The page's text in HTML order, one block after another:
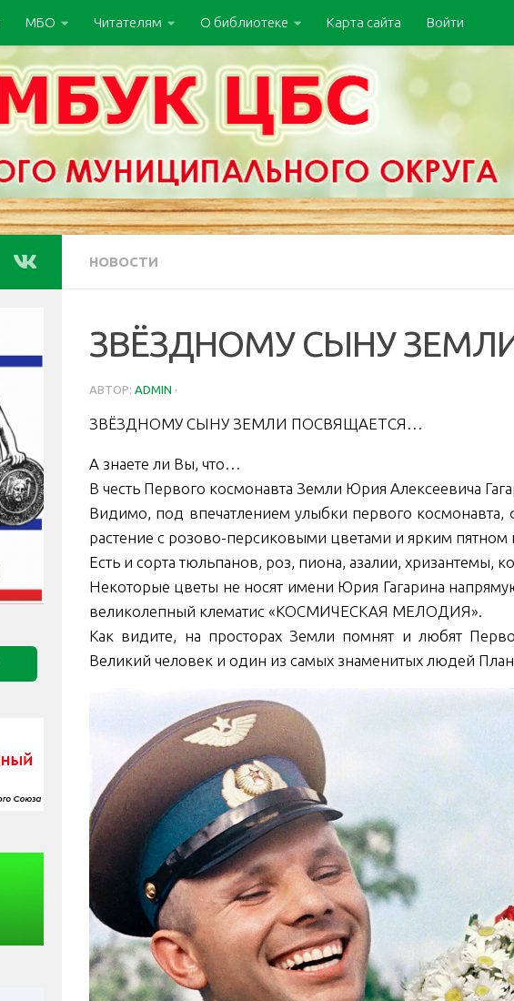
МБО Читателям О библиотеке Карта сайта Войти
НОВОСТИ
ЗВЁЗДНОМУ СЫНУ
АВТОР: ADMIN ·
ЗВЁЗДНОМУ СЫНУ ЗЕМЛИ ПОСВЯЩАЕТСЯ…
А знаете ли Вы, что…
В честь Первого космонавта Земли Юрия Алексеевича
Видимо, под впечатлением улыбки первого
растение с розово-персиковыми цветами и ярким пятном
Есть и сорта тюльпанов, роз, пиона, азалии, хризантемы,
Некоторые цветы не носят имени Юрия Гагарина
великолепный клематис «КОСМИЧЕСКАЯ МЕЛОДИЯ».
Как видите, на просторах Земли помнят и любят
Великий человек и один из самых знаменитых людей